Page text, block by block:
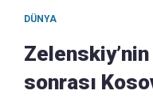
DÜNYA
Zelenskiy’nin
sonrası